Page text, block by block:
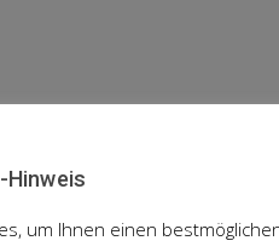
Hinweis
um Ihnen einen